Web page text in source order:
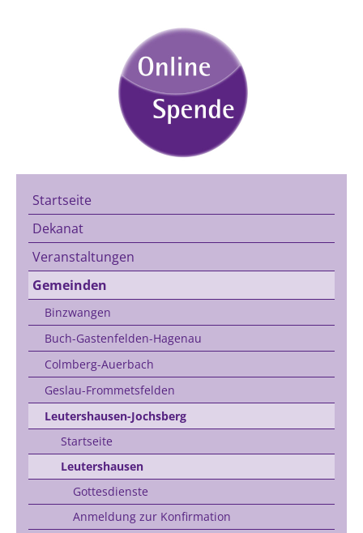
Startseite
Dekanat
Veranstaltungen
Gemeinden
Binzwangen
Buch-Gastenfelden-Hagenau
Colmberg-Auerbach
Geslau-Frommetsfelden
Leutershausen-Jochsberg
Startseite
Leutershausen
Gottesdienste
Anmeldung zur Konfirmation